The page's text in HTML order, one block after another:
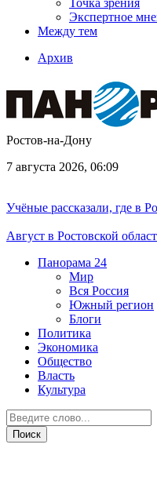
Точка зрения
Экспертное
Между тем
Архив
Ростов-на-Дону
7 августа 2026, 06:09
Учёные рассказали, где в
Август в Ростовской
Панорама 24
Мир
Вся Россия
Южный регион
Блоги
Политика
Экономика
Общество
Власть
Культура